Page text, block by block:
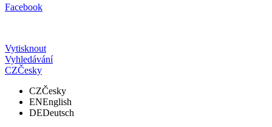
Facebook
Vytisknout
Vyhledávání
CZČesky
CZČesky
ENEnglish
DEDeutsch